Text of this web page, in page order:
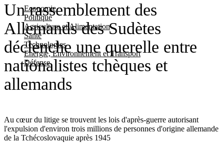
Economie
Politique
Agriculture et Alimentation
Santé
Technologies
Energie, Environnement et Transport
Défense
Un rassemblement des
Allemands des Sudètes
déclenche une querelle entre
nationalistes tchèques et
allemands
Au cœur du litige se trouvent les lois d'après-guerre autorisant
l'expulsion d'environ trois millions de personnes d'origine allemande
de la Tchécoslovaquie après 1945